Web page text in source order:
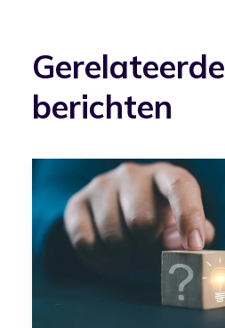
Gerelateerde
berichten